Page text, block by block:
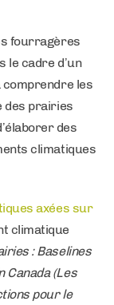
fourragères
le cadre d’un
les
des prairies
des
climatiques
axées sur
climatique
: Baselines
Canada (Les
pour le